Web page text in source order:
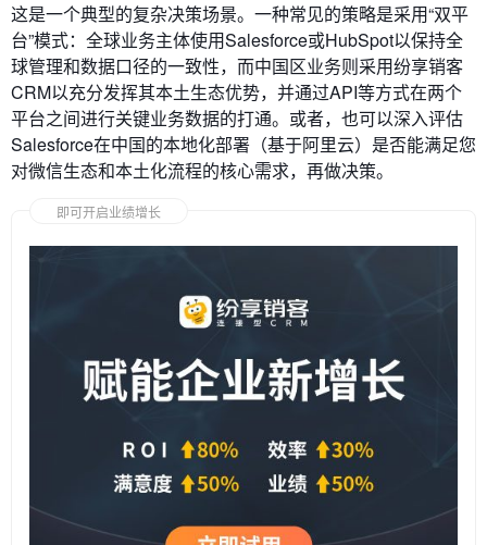
这是一个典型的复杂决策场景。一种常见的策略是采用“双平
台”模式：全球业务主体使用Salesforce或HubSpot以保持全
球管理和数据口径的一致性，而中国区业务则采用纷享销客
CRM以充分发挥其本土生态优势，并通过API等方式在两个
平台之间进行关键业务数据的打通。或者，也可以深入评估
Salesforce在中国的本地化部署（基于阿里云）是否能满足您
对微信生态和本土化流程的核心需求，再做决策。
即可开启业绩增长